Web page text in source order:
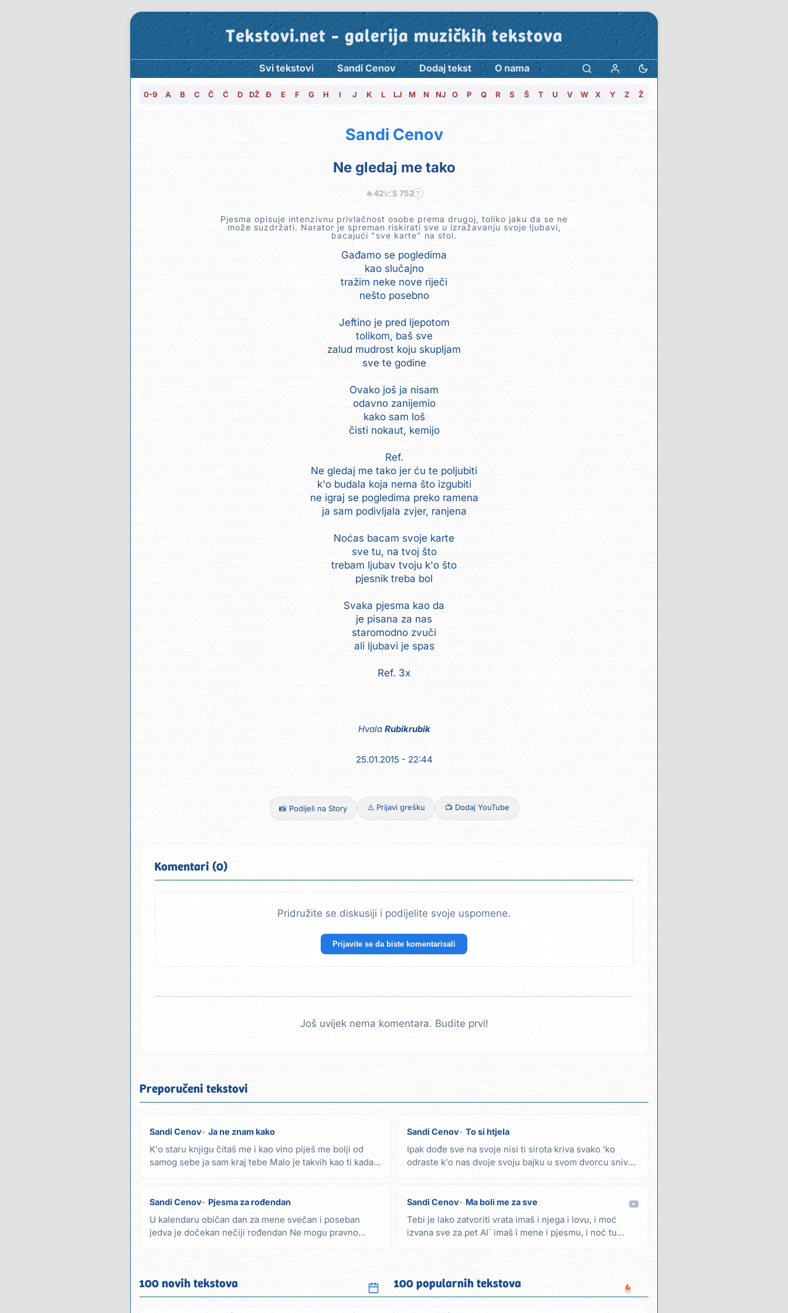
Tekstovi.net - galerija muzičkih tekstova
Svi tekstovi Sandi Cenov Dodaj tekst O nama
0-9 A B C Č Ć D DŽ Đ E F G H I J K L LJ M N NJ O P Q R S Š T U V W X Y Z Ž
Sandi Cenov
Ne gledaj me tako
🔥42📈5 752 ?
Pjesma opisuje intenzivnu privlačnost osobe prema drugoj, toliko jaku da se ne
može suzdržati. Narator je spreman riskirati sve u izražavanju svoje ljubavi,
bacajući "sve karte" na stol.
Gađamo se pogledima
kao slučajno
tražim neke nove riječi
nešto posebno
Jeftino je pred ljepotom
tolikom, baš sve
zalud mudrost koju skupljam
sve te godine
Ovako još ja nisam
odavno zanijemio
kako sam loš
čisti nokaut, kemijo
Ref.
Ne gledaj me tako jer ću te poljubiti
k'o budala koja nema što izgubiti
ne igraj se pogledima preko ramena
ja sam podivljala zvjer, ranjena
Noćas bacam svoje karte
sve tu, na tvoj što
trebam ljubav tvoju k'o što
pjesnik treba bol
Svaka pjesma kao da
je pisana za nas
staromodno zvuči
ali ljubavi je spas
Ref. 3x
Hvala Rubikrubik
25.01.2015 - 22:44
📸 Podijeli na Story ⚠️ Prijavi grešku 📺 Dodaj YouTube
Komentari (0)
Pridružite se diskusiji i podijelite svoje uspomene.
Prijavite se da biste komentarisali
Još uvijek nema komentara. Budite prvi!
Preporučeni tekstovi
Sandi Cenov Ja ne znam kako
K'o staru knjigu čitaš me i kao vino piješ me bolji od
samog sebe ja sam kraj tebe Malo je takvih kao ti kada
Sandi Cenov To si htjela
Ipak dođe sve na svoje nisi ti sirota kriva svako 'ko
odraste k'o nas dvoje svoju bajku u svom dvorcu sniva
Sandi Cenov Pjesma za rođendan
U kalendaru običan dan za mene svečan i poseban
jedva je dočekan nečiji rođendan Ne mogu pravno
Sandi Cenov Ma boli me za sve
Tebi je lako zatvoriti vrata imaš i njega i lovu, i moć
izvana sve za pet Al´ imaš i mene i pjesmu, i noć tu
100 novih tekstova 100 popularnih tekstova